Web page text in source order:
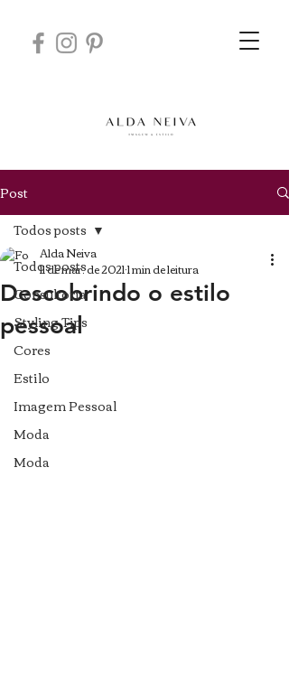
Post
Todos posts
Consultoria
Styling Tips
Cores
Estilo
Imagem Pessoal
Moda
Moda
Todos posts
Descobrindo o estilo
pessoal
Alda Neiva
11 de mar. de 20211 min de leitura